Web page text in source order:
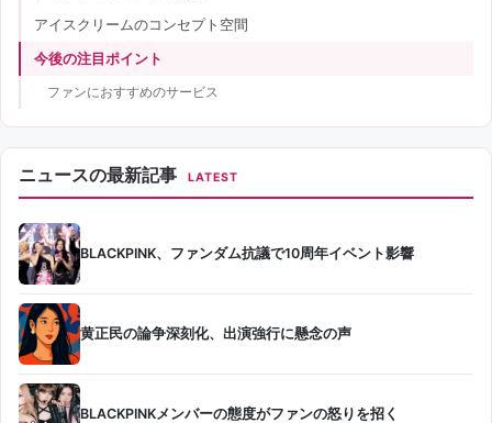
アイスクリームのコンセプト空間
今後の注目ポイント
ファンにおすすめのサービス
ニュースの最新記事 LATEST
BLACKPINK、ファンダム抗議で10周年イベント影響
黄正民の論争深刻化、出演強行に懸念の声
BLACKPINKメンバーの態度がファンの怒りを招く